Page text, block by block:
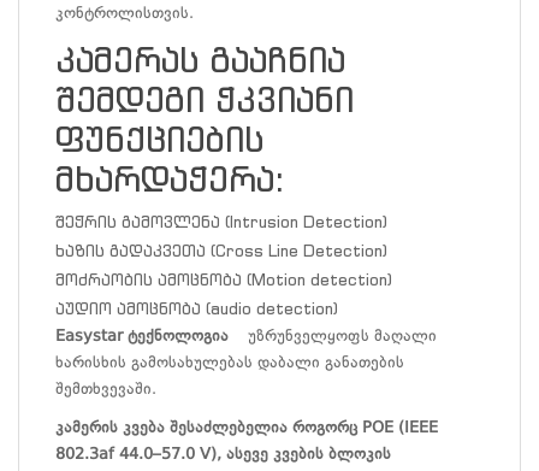
კონტროლისთვის.
კამერას გააჩნია
შემდეგი ჭკვიანი
ფუნქციების
მხარდაჭერა:
შეჭრის გამოვლენა (Intrusion Detection)
ხაზის გადაკვეთა (Cross Line Detection)
მოძრაობის ამოცნობა (Motion detection)
აუდიო ამოცნობა (audio detection)
Easystar ტექნოლოგია
უზრუნველყოფს მაღალი
ხარისხის გამოსახულებას დაბალი განათების
შემთხვევაში.
კამერის კვება შესაძლებელია როგორც POE (IEEE
802.3af 44.0–57.0 V), ასევე კვების ბლოკის